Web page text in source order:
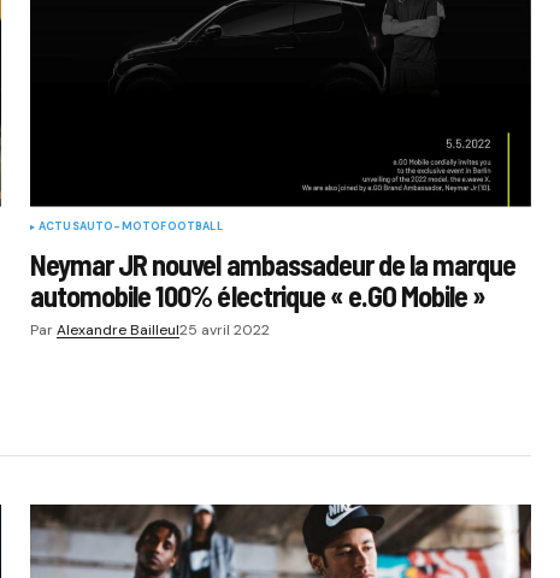
ACTUSAUTO-MOTOFOOTBALL
Neymar JR nouvel ambassadeur de la marque
automobile 100% électrique « e.GO Mobile »
ParAlexandre Bailleul25 avril 2022